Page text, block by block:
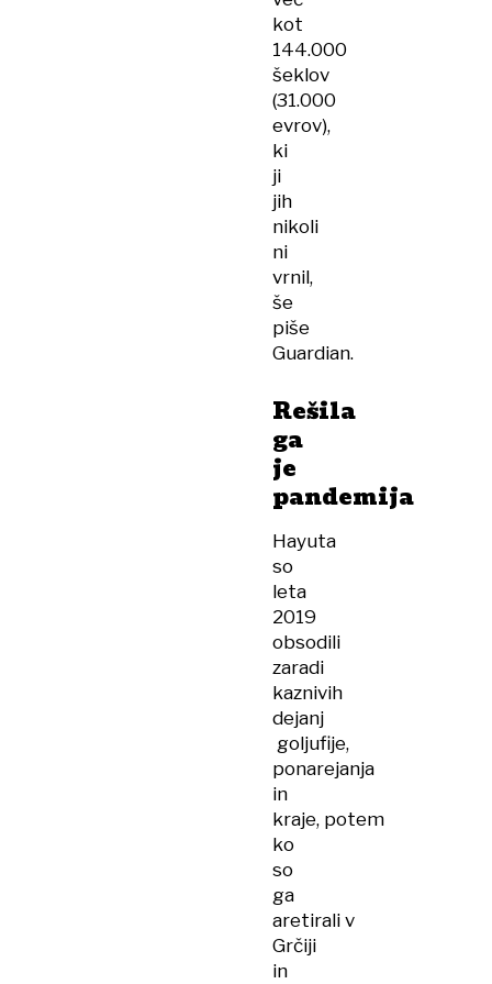
kot
144.000
šeklov
(31.000
evrov),
ki
ji
jih
nikoli
ni
vrnil,
še
piše
Guardian.
Rešila
ga
je
pandemija
Hayuta
so
leta
2019
obsodili
zaradi
kaznivih
dejanj
goljufije,
ponarejanja
in
kraje, potem
ko
so
ga
aretirali v
Grčiji
in